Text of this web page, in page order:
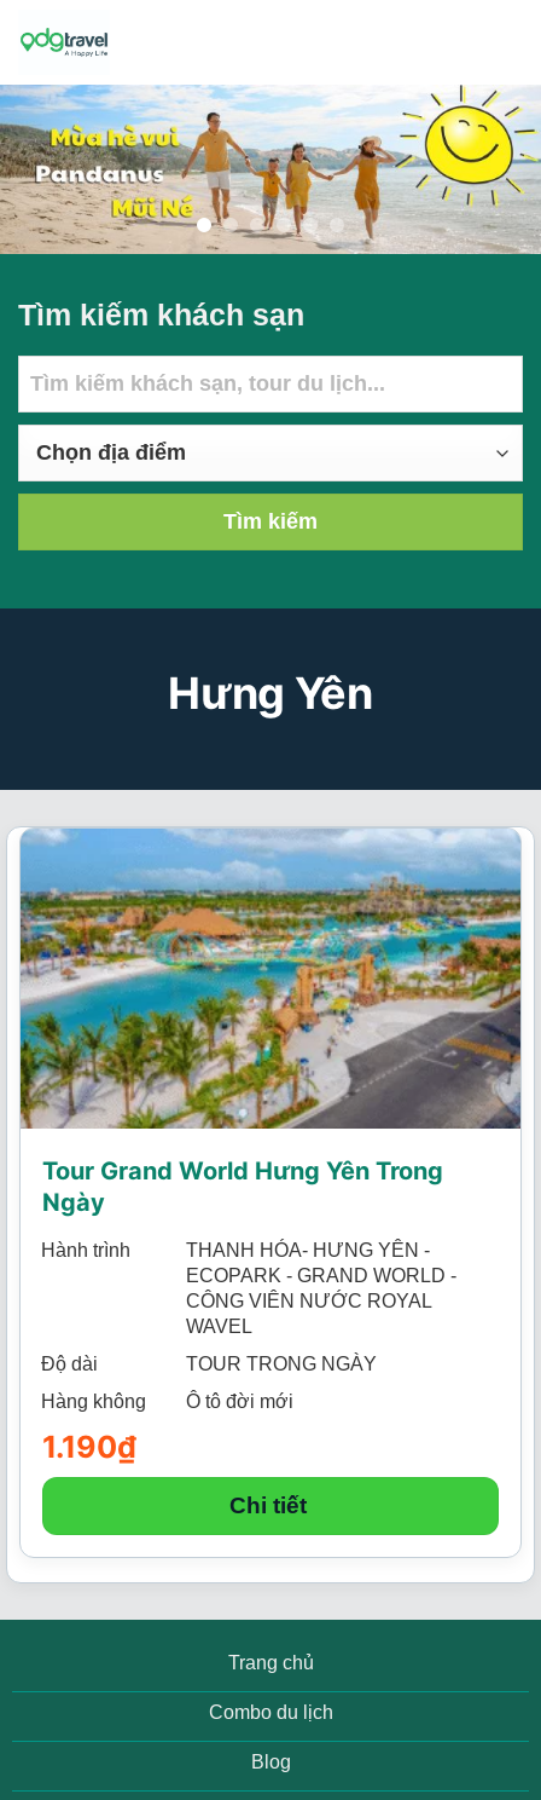
Tìm kiếm khách sạn
Tìm kiếm
Hưng Yên
Tour Grand World Hưng Yên Trong
Ngày
Hành trình
THANH HÓA- HƯNG YÊN -
ECOPARK - GRAND WORLD -
CÔNG VIÊN NƯỚC ROYAL
WAVEL
Độ dài
TOUR TRONG NGÀY
Hàng không
Ô tô đời mới
1.190₫
Chi tiết
Trang chủ
Combo du lịch
Blog